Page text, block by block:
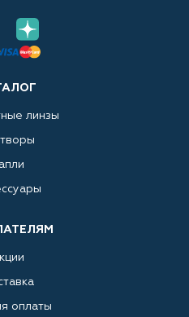
линзы
оплаты